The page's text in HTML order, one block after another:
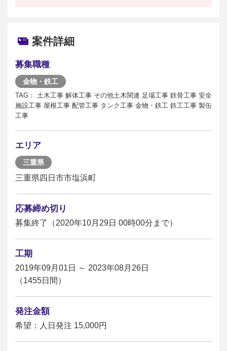
案件詳細
募集職種
金物・鉄工
TAG： 土木工事 解体工事 その他土木関連 足場工事 鉄骨工事 安全
施設工事 屋根工事 配管工事 タンク工事 金物・鉄工 鉄工工事 製缶
工事
エリア
三重県
三重県四日市市塩浜町
応募締め切り
募集終了（2020年10月29日 00時00分まで）
工期
2019年09月01日 ～ 2023年08月26日
（1455日間）
発注金額
希望：人日発注 15,000円